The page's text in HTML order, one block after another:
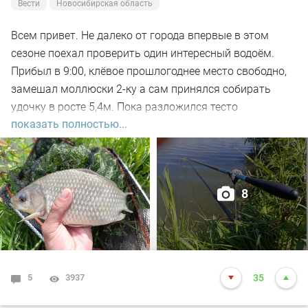
Вести Новосибирская область
Всем привет. Не далеко от города впервые в этом
сезоне поехал проверить один интересный водоём.
Прибыл в 9:00, клёвое прошлогоднее место свободно,
замешал моллюски 2-ку а сам принялся собирать
удочку в росте 5,4м. Пока разложился тесто
настоялось, 5-ть закормочных забросов и в бой.
Заброс за забросом, рыба кормится, видно по
характерным пузырям на воде а поклёвок нет. Минут
через 30-ть на очередном забросе подъём поплавка,
подсекаю, есть. Удочка в дугу, с глубины в 2-а метра не
сразу поднял на поверхность, достойный боец,
сопротивлялся до последнего но я его взял. Красавец
карась открыл счёт, на вскидку 500гр. Заброс за
забросом, тишина, поднялся ветер, пошла волна.
Поклёвки редкие но меткие, видно слом погоды внёс
свои коррективы в активности рыбы. Максимум
показать полностью...
8
5 3937 35